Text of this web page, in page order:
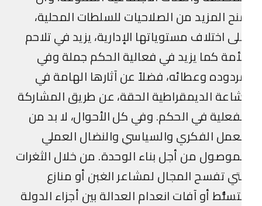
المزيد من الصلاحيات للسلطات المحلية،
اختلاف مستوياتها الإدارية، يزيد في تلاحم
كما يزيد في فعالية الحكم جملة وفي
وعطائه، فضلاً عن آثارها الهامة في
الديمقراطية الحقة، عن طريق المشاركة
في الحكم. وفي كل الأحوال، لا بد من
الفكري والسياسي والنضال العملي
من أجل بناء الوحدة. من خلال الثغرات
تفسح المجال لمشاعر الغبن أو منازع
أو آفات انعدام العدالة بين أجزاء الدولة